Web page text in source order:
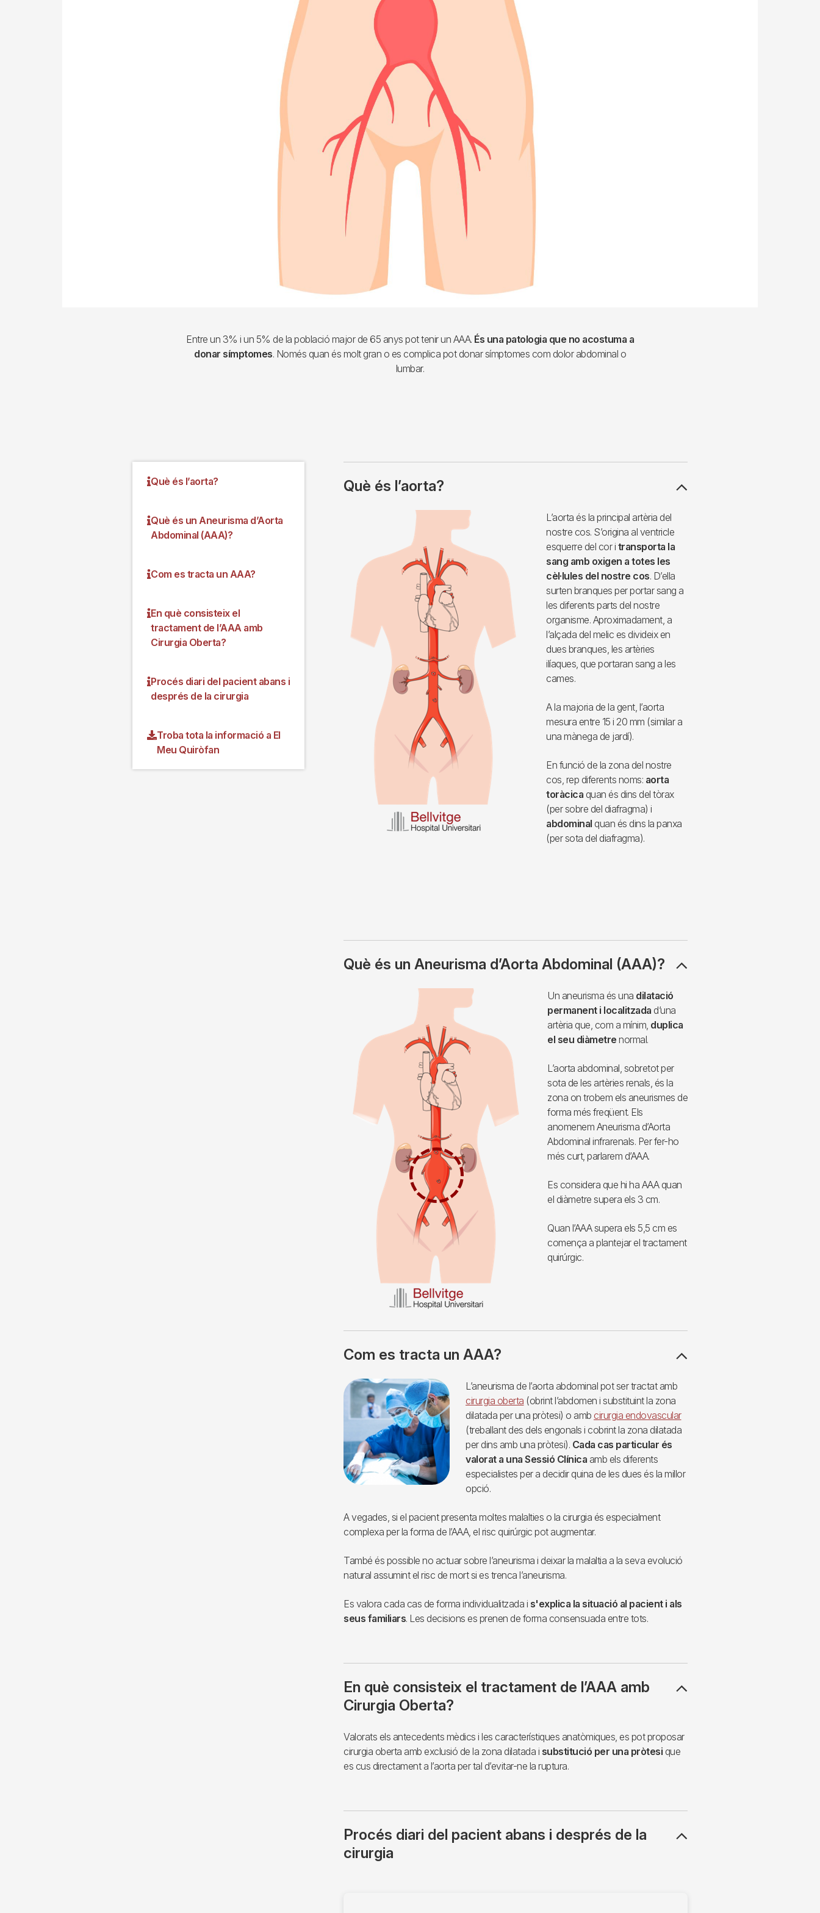
Entre un 3% i un 5% de la població major de 65 anys pot tenir un AAA. És una patologia que no acostuma a
donar símptomes. Només quan és molt gran o es complica pot donar símptomes com dolor abdominal o
lumbar.
Què és l’aorta?
Què és un Aneurisma d’Aorta
Abdominal (AAA)?
Com es tracta un AAA?
En què consisteix el
tractament de l’AAA amb
Cirurgia Oberta?
Procés diari del pacient abans i
després de la cirurgia
Troba tota la informació a El
Meu Quiròfan
Què és l’aorta?
L’aorta és la principal artèria del
nostre cos. S’origina al ventricle
esquerre del cor i transporta la
sang amb oxigen a totes les
cèl·lules del nostre cos. D’ella
surten branques per portar sang a
les diferents parts del nostre
organisme. Aproximadament, a
l’alçada del melic es divideix en
dues branques, les artèries
ilíaques, que portaran sang a les
cames.
A la majoria de la gent, l’aorta
mesura entre 15 i 20 mm (similar a
una mànega de jardí).
En funció de la zona del nostre
cos, rep diferents noms: aorta
toràcica quan és dins del tòrax
(per sobre del diafragma) i
abdominal quan és dins la panxa
(per sota del diafragma).
Què és un Aneurisma d’Aorta Abdominal (AAA)?
Un aneurisma és una dilatació
permanent i localitzada d’una
artèria que, com a mínim, duplica
el seu diàmetre normal.
L’aorta abdominal, sobretot per
sota de les artèries renals, és la
zona on trobem els aneurismes de
forma més freqüent. Els
anomenem Aneurisma d’Aorta
Abdominal infrarenals. Per fer-ho
més curt, parlarem d’AAA.
Es considera que hi ha AAA quan
el diàmetre supera els 3 cm.
Quan l’AAA supera els 5,5 cm es
comença a plantejar el tractament
quirúrgic.
Com es tracta un AAA?
Imagen
L’aneurisma de l’aorta abdominal pot ser tractat amb
cirurgia oberta (obrint l’abdomen i substituint la zona
dilatada per una pròtesi) o amb cirurgia endovascular
(treballant des dels engonals i cobrint la zona dilatada
per dins amb una pròtesi). Cada cas particular és
valorat a una Sessió Clínica amb els diferents
especialistes per a decidir quina de les dues és la millor
opció.
A vegades, si el pacient presenta moltes malalties o la cirurgia és especialment
complexa per la forma de l’AAA, el risc quirúrgic pot augmentar.
També és possible no actuar sobre l’aneurisma i deixar la malaltia a la seva evolució
natural assumint el risc de mort si es trenca l’aneurisma.
Es valora cada cas de forma individualitzada i s'explica la situació al pacient i als
seus familiars. Les decisions es prenen de forma consensuada entre tots.
En què consisteix el tractament de l’AAA amb
Cirurgia Oberta?
Valorats els antecedents mèdics i les característiques anatòmiques, es pot proposar
cirurgia oberta amb exclusió de la zona dilatada i substitució per una pròtesi que
es cus directament a l’aorta per tal d’evitar-ne la ruptura.
Procés diari del pacient abans i després de la
cirurgia